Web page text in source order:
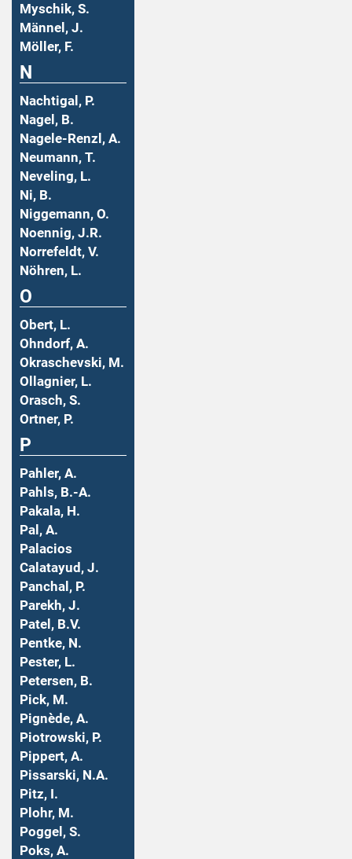
Myschik, S.
Männel, J.
Möller, F.
N
Nachtigal, P.
Nagel, B.
Nagele-Renzl, A.
Neumann, T.
Neveling, L.
Ni, B.
Niggemann, O.
Noennig, J.R.
Norrefeldt, V.
Nöhren, L.
O
Obert, L.
Ohndorf, A.
Okraschevski, M.
Ollagnier, L.
Orasch, S.
Ortner, P.
P
Pahler, A.
Pahls, B.-A.
Pakala, H.
Pal, A.
Palacios
Calatayud, J.
Panchal, P.
Parekh, J.
Patel, B.V.
Pentke, N.
Pester, L.
Petersen, B.
Pick, M.
Pignède, A.
Piotrowski, P.
Pippert, A.
Pissarski, N.A.
Pitz, I.
Plohr, M.
Poggel, S.
Poks, A.